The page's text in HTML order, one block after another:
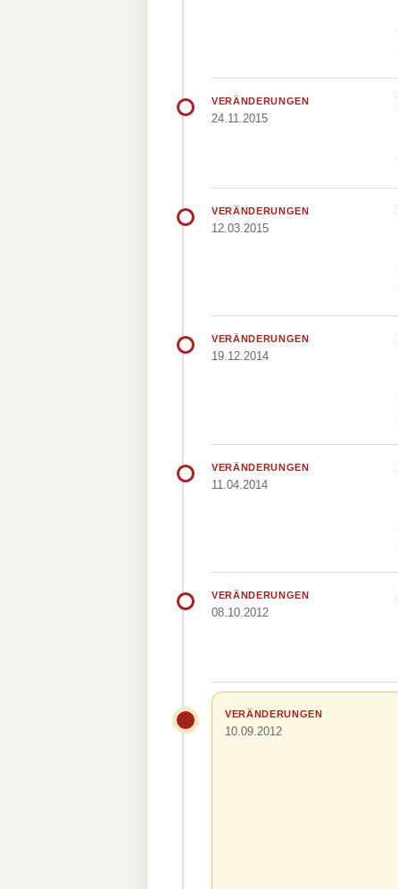
VERÄNDERUNGEN
24.11.2015
VERÄNDERUNGEN
12.03.2015
VERÄNDERUNGEN
19.12.2014
VERÄNDERUNGEN
11.04.2014
VERÄNDERUNGEN
08.10.2012
VERÄNDERUNGEN
10.09.2012